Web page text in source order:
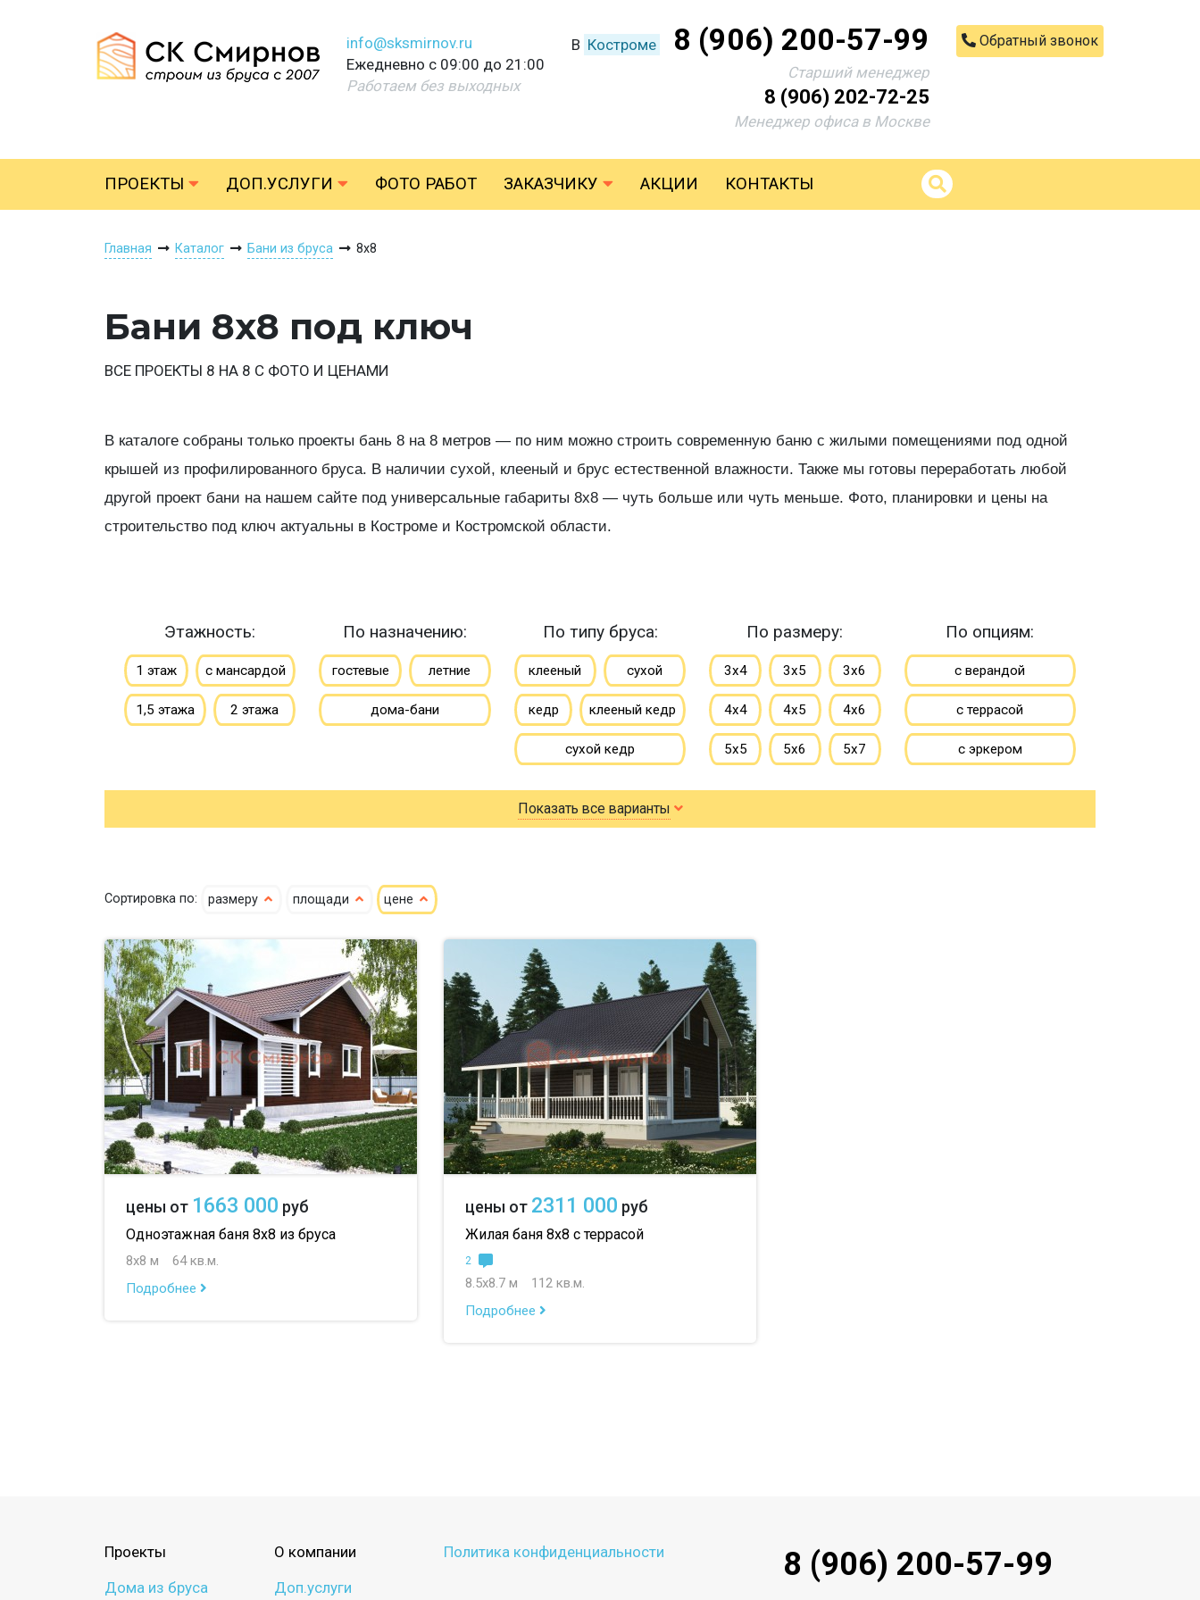
info@sksmirnov.ru
Ежедневно с 09:00 до 21:00
Работаем без выходных
В Костроме 8 (906) 200-57-99
Старший менеджер
8 (906) 202-72-25
Менеджер офиса в Москве
Обратный звонок
ПРОЕКТЫ ДОП.УСЛУГИ ФОТО РАБОТ ЗАКАЗЧИКУ АКЦИИ КОНТАКТЫ
Главная Каталог Бани из бруса 8х8
Бани 8х8 под ключ
ВСЕ ПРОЕКТЫ 8 НА 8 С ФОТО И ЦЕНАМИ
В каталоге собраны только проекты бань 8 на 8 метров — по ним можно строить современную баню с жилыми помещениями под одной
крышей из профилированного бруса. В наличии сухой, клееный и брус естественной влажности. Также мы готовы переработать любой
другой проект бани на нашем сайте под универсальные габариты 8х8 — чуть больше или чуть меньше. Фото, планировки и цены на
строительство под ключ актуальны в Костроме и Костромской области.
Этажность:
1 этаж с мансардой
1,5 этажа 2 этажа
По назначению:
гостевые летние
дома-бани
По типу бруса:
клееный сухой
кедр клееный кедр
сухой кедр
профилированный
100х150 150х150
По размеру:
3х4 3х5 3х6
4х4 4х5 4х6
5х5 5х6 5х7
6х6 6х7 6х8
7х8 7х10 8х8
маленькие
до 100 м
По опциям:
с верандой
с террасой
с эркером
с котельной
с панорамными окнами
Показать все варианты
Сортировка по: размеру площади цене
цены от 1663 000 руб
Одноэтажная баня 8х8 из бруса
8х8 м
64 кв.м.
Подробнее
цены от 2311 000 руб
Жилая баня 8х8 с террасой
2
8.5х8.7 м
112 кв.м.
Подробнее
Проекты
Дома из бруса
О компании
Доп.услуги
Политика конфиденциальности 8 (906) 200-57-99